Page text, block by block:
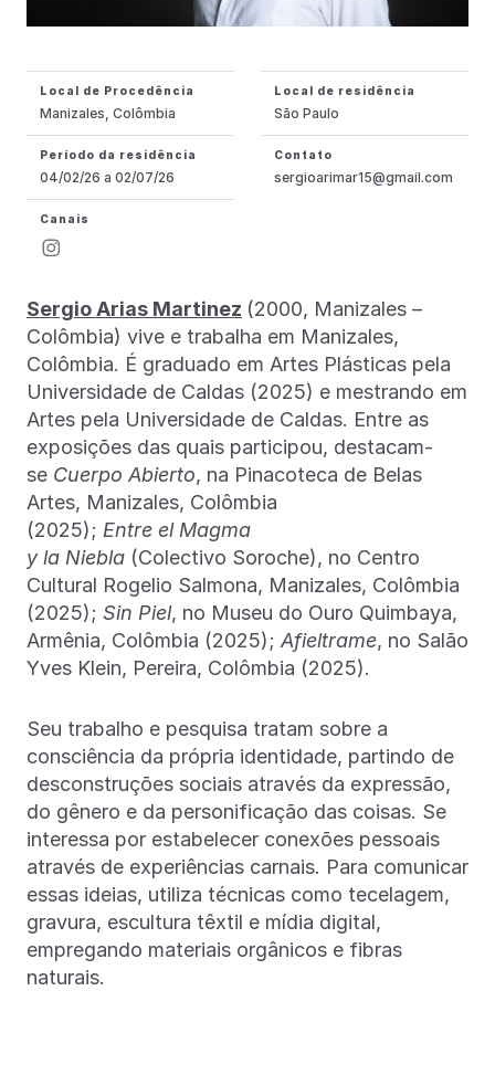
Local de Procedência
Manizales, Colômbia
Local de residência
São Paulo
Período da residência
04/02/26 a 02/07/26
Contato
sergioarimar15@gmail.com
Canais
Sergio Arias Martinez (2000, Manizales –
Colômbia) vive e trabalha em Manizales,
Colômbia. É graduado em Artes Plásticas pela
Universidade de Caldas (2025) e mestrando em
Artes pela Universidade de Caldas. Entre as
exposições das quais participou, destacam-
se Cuerpo Abierto, na Pinacoteca de Belas
Artes, Manizales, Colômbia
(2025); Entre el Magma
y la Niebla (Colectivo Soroche), no Centro
Cultural Rogelio Salmona, Manizales, Colômbia
(2025); Sin Piel, no Museu do Ouro Quimbaya,
Armênia, Colômbia (2025); Afieltrame, no Salão
Yves Klein, Pereira, Colômbia (2025).
Seu trabalho e pesquisa tratam sobre a
consciência da própria identidade, partindo de
desconstruções sociais através da expressão,
do gênero e da personificação das coisas. Se
interessa por estabelecer conexões pessoais
através de experiências carnais. Para comunicar
essas ideias, utiliza técnicas como tecelagem,
gravura, escultura têxtil e mídia digital,
empregando materiais orgânicos e fibras
naturais.